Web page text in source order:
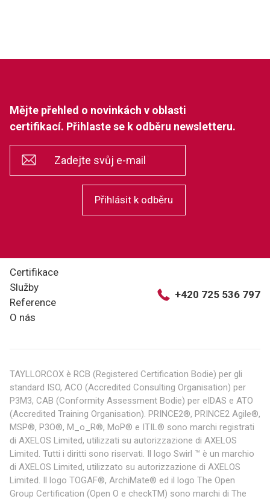
Mějte přehled o novinkách v oblasti
certifikací. Přihlaste se k odběru newsletteru.
Zadejte svůj e-mail
Přihlásit k odběru
Certifikace
Služby
Reference
O nás
+420 725 536 797
TAYLLORCOX è RCB (Registered Certification Bodie) per gli
standard ISO, ACO (Accredited Consulting Organisation) per
P3M3, CAB (Conformity Assessment Bodie) per eIDAS e ATO
(Accredited Training Organisation). PRINCE2®, PRINCE2 Agile®,
MSP®, P3O®, M_o_R®, MoP® e ITIL® sono marchi registrati
di AXELOS Limited, utilizzati su autorizzazione di AXELOS
Limited. Tutti i diritti sono riservati. Il logo Swirl ™ è un marchio
di AXELOS Limited, utilizzato su autorizzazione di AXELOS
Limited. Il logo TOGAF®, ArchiMate® ed il logo The Open
Group Certification (Open O e checkTM) sono marchi di The